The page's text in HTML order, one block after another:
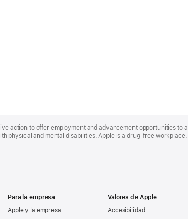
action to offer employment and advancement opportunities to all
physical and mental disabilities. Apple is a drug-free workplace.
Para la empresa
Apple y la empresa
Valores de Apple
Accesibilidad